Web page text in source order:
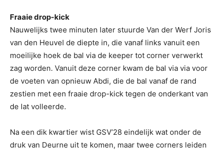
Fraaie drop-kick
Nauwelijks twee minuten later stuurde Van der Werf Joris
van den Heuvel de diepte in, die vanaf links vanuit een
moeilijke hoek de bal via de keeper tot corner verwerkt
zag worden. Vanuit deze corner kwam de bal via via voor
de voeten van opnieuw Abdi, die de bal vanaf de rand
zestien met een fraaie drop-kick tegen de onderkant van
de lat volleerde.
Na een dik kwartier wist GSV’28 eindelijk wat onder de
druk van Deurne uit te komen, maar twee corners leiden